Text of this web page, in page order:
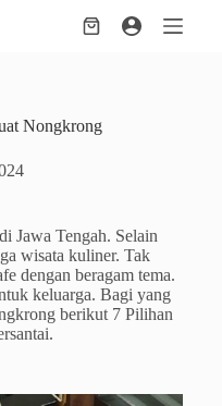
Shopping
Nongkrong
Jawa Tengah. Selain
wisata kuliner. Tak
dengan beragam tema.
keluarga. Bagi yang
berikut 7 Pilihan